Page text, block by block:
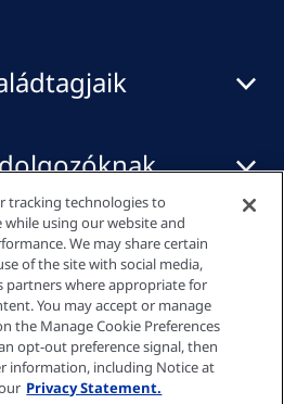
tracking technologies to
using our website and
We may share certain
of the site with social media,
partners where appropriate for
You may accept or manage
the Manage Cookie Preferences
opt-out preference signal, then
information, including Notice at
Privacy Statement.